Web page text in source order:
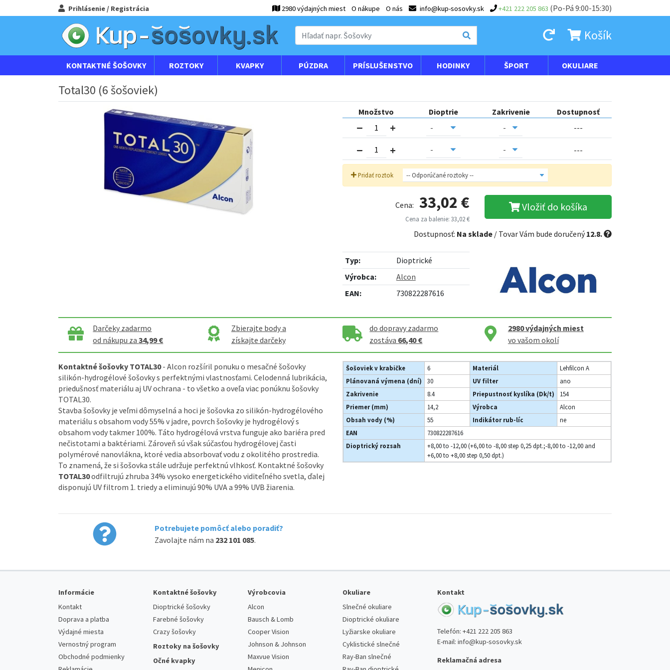
Prihlásenie / Registrácia 2980 výdajných miest O nákupe O nás info@kup-sosovky.sk +421 222 205 863 (Po-Pá 9:00-15:30)
Košík
KONTAKTNÉ ŠOŠOVKY ROZTOKY KVAPKY PÚZDRA PRÍSLUŠENSTVO HODINKY ŠPORT OKULIARE
Total30 (6 šošoviek)
Množstvo Dioptrie Zakrivenie
Dostupnosť
---
---
Pridať roztok
Cena: 33,02 €
Cena za balenie: 33,02 €
Vložiť do košíka
Dostupnosť: Na sklade / Tovar Vám bude doručený12.8.
Typ:
Dioptrické
Výrobca:
Alcon
EAN:
730822287616
Darčeky zadarmo
od nákupu za34,99 €
Zbierajte body a
získajte darčeky
do dopravy zadarmo
zostáva 66,40 €
2980výdajných miest
vo vašom okolí
Kontaktné šošovky TOTAL30- Alcon rozšíril ponuku o mesačné šošovky
silikón-hydrogélové šošovky s perfektnými vlastnosťami. Celodenná lubrikácia,
priedušnosť materiálu aj UV ochrana - to všetko a oveľa viac ponúknu šošovky
TOTAL30.
Stavba šošovky je veľmi dômyselná a hoci je šošovka zo silikón-hydrogélového
materiálu s obsahom vody 55% v jadre, povrch šošovky je hydrogélový s
obsahom vody takmer 100%. Táto hydrogélová vrstva funguje ako bariéra pred
nečistotami a baktériami. Zároveň sú však súčasťou hydrogélovej časti
polymérové nanovlákna, ktoré vedia absorbovať vodu z okolitého prostredia.
To znamená, že si šošovka stále udržuje perfektnú vlhkosť. Kontaktné šošovky
TOTAL30odfiltrujú zhruba 34% vysoko energetického viditeľného svetla, ďalej
disponujú UV filtrom 1. triedy a eliminujú 90% UVA a 99% UVB žiarenia.
Šošoviek v krabičke 6 Materiál
Lehfilcon A
Plánovaná výmena (dní)
30 UV filter
ano
Zakrivenie
8.4 Priepustnosť kyslíka (Dk/t)
154
Priemer (mm)
14,2 Výrobca
Alcon
Obsah vody (%)
55 Indikátor rub-líc
ne
EAN
730822287616
Dioptrický rozsah
+8,00 to -12,00 (+6,00 to -8,00 step 0,25 dpt.;-8,00 to -12,00 and
+6,00 to +8,00 step 0,50 dpt.)
Potrebujete pomôcť alebo poradiť?
Zavolajte nám na 232 101 085.
Informácie
Kontakt
Doprava a platba
Výdajné miesta
Vernostný program
Obchodné podmienky
Kontaktné šošovky
Dioptrické šošovky
Farebné šošovky
Crazy šošovky
Roztoky na šošovky
Očné kvapky
Výrobcovia
Alcon
Bausch & Lomb
Cooper Vision
Johnson & Johnson
Maxvue Vision
Okuliare
Slnečné okuliare
Dioptrické okuliare
Lyžiarske okuliare
Cyklistické slnečné
Ray-Ban slnečné
Kontakt
Telefón: +421 222 205 863
E-mail: info@kup-sosovky.sk
Reklamačná adresa